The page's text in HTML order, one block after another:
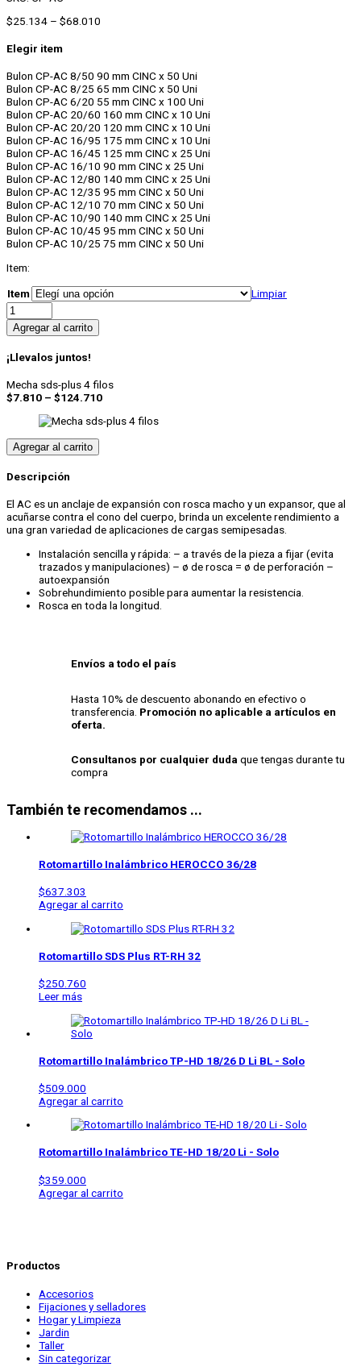
$25.134 – $68.010
$25.134
hasta
$68.010
Elegir item
Bulon CP-AC 8/50 90 mm CINC x 50 Uni
Bulon CP-AC 8/25 65 mm CINC x 50 Uni
Bulon CP-AC 6/20 55 mm CINC x 100 Uni
Bulon CP-AC 20/60 160 mm CINC x 10 Uni
Bulon CP-AC 20/20 120 mm CINC x 10 Uni
Bulon CP-AC 16/95 175 mm CINC x 10 Uni
Bulon CP-AC 16/45 125 mm CINC x 25 Uni
Bulon CP-AC 16/10 90 mm CINC x 25 Uni
Bulon CP-AC 12/80 140 mm CINC x 25 Uni
Bulon CP-AC 12/35 95 mm CINC x 50 Uni
Bulon CP-AC 12/10 70 mm CINC x 50 Uni
Bulon CP-AC 10/90 140 mm CINC x 25 Uni
Bulon CP-AC 10/45 95 mm CINC x 50 Uni
Bulon CP-AC 10/25 75 mm CINC x 50 Uni
Item:
Item
Limpiar
Bulon
de
Expansion
CP
cantidad
Agregar al carrito
¡Llevalos juntos!
Mecha sds-plus 4 filos
$7.810 – $124.710Rango
precios:
Agregar al carrito
Descripción
El AC es un anclaje de expansión con rosca macho y un expansor, que al
acuñarse contra el cono del cuerpo, brinda un excelente rendimiento a
una gran variedad de aplicaciones de cargas semipesadas.
Instalación sencilla y rápida: – a través de la pieza a fijar (evita
trazados y manipulaciones) – ø de rosca = ø de perforación –
autoexpansión
Sobrehundimiento posible para aumentar la resistencia.
Rosca en toda la longitud.
Envíos a todo el país
Hasta 10% de descuento abonando en efectivo o
transferencia. Promoción no aplicable a artículos en
oferta.
Consultanos por cualquier duda que tengas durante tu
compra
También te recomendamos ...
Rotomartillo Inalámbrico HEROCCO 36/28
$637.303
Agregar al carrito
RotomartilloSDS Plus RT-RH 32
$250.760
Leer más
Rotomartillo InalámbricoTP-HD 18/26 D Li BL - Solo
$509.000
Agregar al carrito
Rotomartillo InalámbricoTE-HD 18/20 Li - Solo
$359.000
Agregar al carrito
Productos
Accesorios
Fijaciones y selladores
Hogar y Limpieza
Jardin
Taller
Sin categorizar